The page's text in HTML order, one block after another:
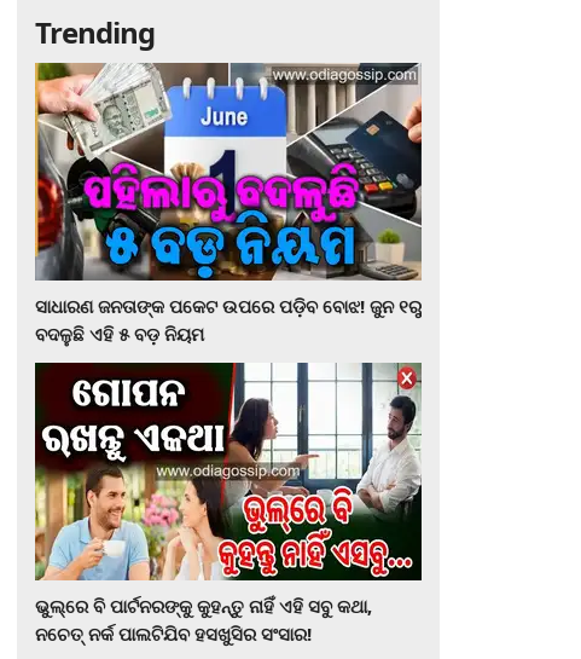
Trending
ସାଧାରଣ ଜନତାଙ୍କ ପକେଟ ଉପରେ ପଡ଼ିବ ବୋଝ! ଜୁନ ୧ରୁ
ବଦଳୁଛି ଏହି ୫ ବଡ଼ ନିୟମ
ଭୁଲ୍‌ରେ ବି ପାର୍ଟନରଙ୍କୁ କୁହନ୍ତୁ ନାହିଁ ଏହି ସବୁ କଥା,
ନଚେତ୍‌ ନର୍କ ପାଲଟିଯିବ ହସଖୁସିର ସଂସାର!